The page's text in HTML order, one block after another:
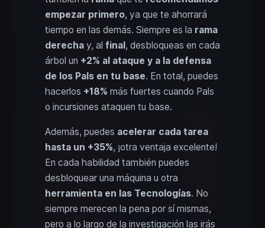
empezar primero, ya que te ahorrará
tiempo en las demás. Siempre es la rama
derecha y, al final, desbloqueas en cada
árbol un +2% al ataque y a la defensa
de los Pals en tu base. En total, puedes
hacerlos +18% más fuertes cuando Pals
o incursiones ataquen tu base.
Además, puedes acelerar cada tarea
hasta un +35%, ¡otra ventaja excelente!
En cada habilidad también puedes
desbloquear una máquina u otra
herramienta en las Tecnologías. No
siempre merecen la pena por sí mismas,
pero a lo largo de la investigación las irás